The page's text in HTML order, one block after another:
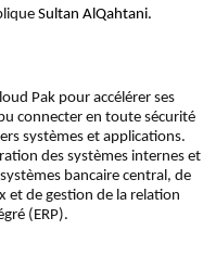
Sultan AlQahtani.
Pak pour accélérer ses
connecter en toute sécurité
systèmes et applications.
des systèmes internes et
bancaire central, de
et de gestion de la relation
(ERP).